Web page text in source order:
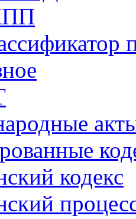
кодекс